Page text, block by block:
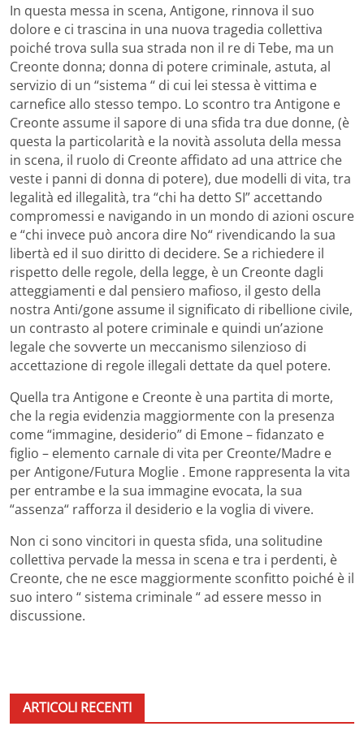
In questa messa in scena, Antigone, rinnova il suo
dolore e ci trascina in una nuova tragedia collettiva
poiché trova sulla sua strada non il re di Tebe, ma un
Creonte donna; donna di potere criminale, astuta, al
servizio di un “sistema “ di cui lei stessa è vittima e
carnefice allo stesso tempo. Lo scontro tra Antigone e
Creonte assume il sapore di una sfida tra due donne, (è
questa la particolarità e la novità assoluta della messa
in scena, il ruolo di Creonte affidato ad una attrice che
veste i panni di donna di potere), due modelli di vita, tra
legalità ed illegalità, tra “chi ha detto SI” accettando
compromessi e navigando in un mondo di azioni oscure
e “chi invece può ancora dire No“ rivendicando la sua
libertà ed il suo diritto di decidere. Se a richiedere il
rispetto delle regole, della legge, è un Creonte dagli
atteggiamenti e dal pensiero mafioso, il gesto della
nostra Anti/gone assume il significato di ribellione civile,
un contrasto al potere criminale e quindi un’azione
legale che sovverte un meccanismo silenzioso di
accettazione di regole illegali dettate da quel potere.
Quella tra Antigone e Creonte è una partita di morte,
che la regia evidenzia maggiormente con la presenza
come “immagine, desiderio” di Emone – fidanzato e
figlio – elemento carnale di vita per Creonte/Madre e
per Antigone/Futura Moglie . Emone rappresenta la vita
per entrambe e la sua immagine evocata, la sua
“assenza“ rafforza il desiderio e la voglia di vivere.
Non ci sono vincitori in questa sfida, una solitudine
collettiva pervade la messa in scena e tra i perdenti, è
Creonte, che ne esce maggiormente sconfitto poiché è il
suo intero “ sistema criminale “ ad essere messo in
discussione.
ARTICOLI RECENTI